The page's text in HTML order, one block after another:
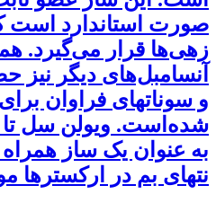
صورت استاندارد
زهی‌ها قرار می‌گیرد.
آنسامبل‌های دیگر نیز
و سوناتهای فراوان
شده‌است. ویولن سل تا
به عنوان یک ساز
نتهای بم در ارکسترها